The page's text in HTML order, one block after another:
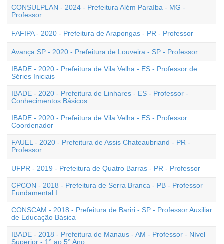
CONSULPLAN - 2024 - Prefeitura Além Paraíba - MG -
Professor
FAFIPA - 2020 - Prefeitura de Arapongas - PR - Professor
Avança SP - 2020 - Prefeitura de Louveira - SP - Professor
IBADE - 2020 - Prefeitura de Vila Velha - ES - Professor de
Séries Iniciais
IBADE - 2020 - Prefeitura de Linhares - ES - Professor -
Conhecimentos Básicos
IBADE - 2020 - Prefeitura de Vila Velha - ES - Professor
Coordenador
FAUEL - 2020 - Prefeitura de Assis Chateaubriand - PR -
Professor
UFPR - 2019 - Prefeitura de Quatro Barras - PR - Professor
CPCON - 2018 - Prefeitura de Serra Branca - PB - Professor
Fundamental I
CONSCAM - 2018 - Prefeitura de Bariri - SP - Professor Auxiliar
de Educação Básica
IBADE - 2018 - Prefeitura de Manaus - AM - Professor - Nível
Superior - 1° ao 5° Ano